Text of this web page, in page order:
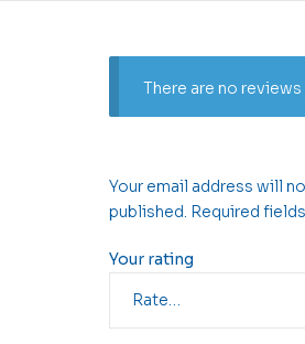
There are no reviews
Your email address will
published. Required
Your rating